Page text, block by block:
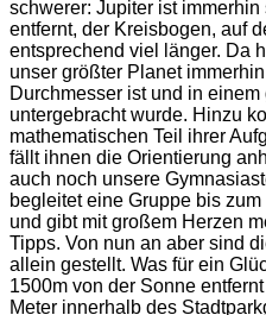
schwerer: Jupiter ist
entfernt, der Kreisbogen, auf
entsprechend viel länger. Da
unser größter Planet
Durchmesser ist und in
untergebracht wurde. Hinzu
mathematischen Teil ihrer
fällt ihnen die Orientierung
auch noch unsere
begleitet eine Gruppe bis
und gibt mit großem Herzen
Tipps. Von nun an aber sind
allein gestellt. Was für ein
1500m von der Sonne
Meter innerhalb des